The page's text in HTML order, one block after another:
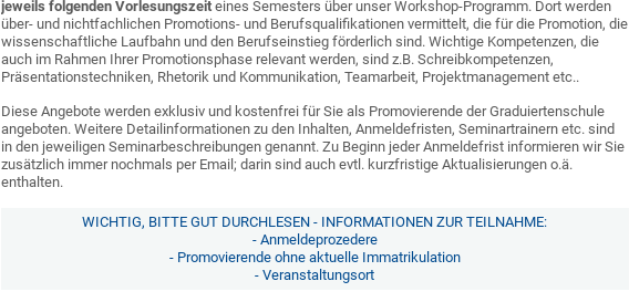
jeweils folgenden Vorlesungszeit eines Semesters über unser Workshop-Programm. Dort werden
über- und nichtfachlichen Promotions- und Berufsqualifikationen vermittelt, die für die Promotion, die
wissenschaftliche Laufbahn und den Berufseinstieg förderlich sind. Wichtige Kompetenzen, die
auch im Rahmen Ihrer Promotionsphase relevant werden, sind z.B. Schreibkompetenzen,
Präsentationstechniken, Rhetorik und Kommunikation, Teamarbeit, Projektmanagement etc..
Diese Angebote werden exklusiv und kostenfrei für Sie als Promovierende der Graduiertenschule
angeboten. Weitere Detailinformationen zu den Inhalten, Anmeldefristen, Seminartrainern etc. sind
in den jeweiligen Seminarbeschreibungen genannt. Zu Beginn jeder Anmeldefrist informieren wir Sie
zusätzlich immer nochmals per Email; darin sind auch evtl. kurzfristige Aktualisierungen o.ä.
enthalten.
WICHTIG, BITTE GUT DURCHLESEN - INFORMATIONEN ZUR TEILNAHME:
- Anmeldeprozedere
- Promovierende ohne aktuelle Immatrikulation
- Veranstaltungsort